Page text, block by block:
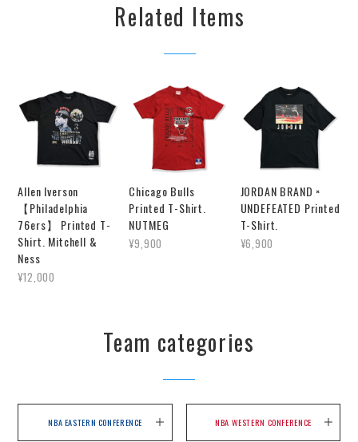
Related Items
Allen Iverson
【Philadelphia
76ers】 Printed T-
Shirt. Mitchell &
Ness
¥12,000
Chicago Bulls
Printed T-Shirt.
NUTMEG
¥9,900
JORDAN BRAND ×
UNDEFEATED Printed
T-Shirt.
¥6,900
Team categories
NBA EASTERN CONFERENCE NBA WESTERN CONFERENCE